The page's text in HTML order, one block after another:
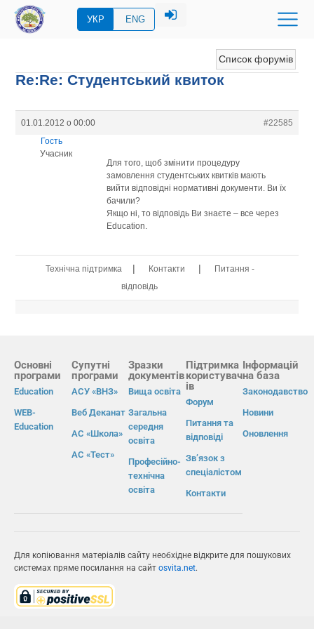
УКР ENG
Список форумів
Re:Re: Студентський квиток
01.01.2012 о 00:00
#22585
Гость
Учасник
Для того, щоб змінити процедуру
замовлення студентських квитків мають
вийти відповідні нормативні документи. Ви їх
бачили?
Якщо ні, то відповідь Ви знаєте – все через
Education.
Технічна підтримка | Контакти |
Питання -
відповідь
Основні
програми
Education
WEB-
Education
Супутні
програми
АСУ «ВНЗ»
Веб Деканат
АС «Школа»
АС «Тест»
Зразки
документів
Вища освіта
Загальна
середня
освіта
Професійно-
технічна
освіта
Підтримка
користувач
ів
Форум
Питання та
відповіді
Зв’язок з
спеціалістом
Контакти
Інформацій
на база
Законодавство
Новини
Оновлення
Для копіювання матеріалів сайту необхідне відкрите для пошукових
системах пряме посилання на сайт osvita.net.